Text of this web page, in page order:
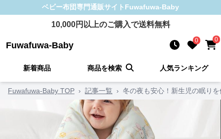
ベビー布団専門通販サイト Fuwafuwa-Baby
10,000円以上のご購入で送料無料
Fuwafuwa-Baby 0 0
新着商品 商品を検索 人気ランキング
Fuwafuwa-Baby TOP › 記事一覧 › 冬の夜も安心！新生児の眠り